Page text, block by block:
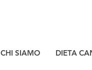
CHI SIAMO DIETA